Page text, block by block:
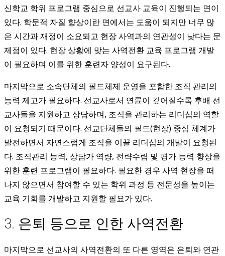
신학교 학위 프로그램 중심으로 선교사 교육이 진행되는 면이
있다. 학문적 자질 향상이란 면에서는 도움이 되지만 너무 많
은 시간과 재정이 소요되고 현장 사역과의 연관성이 낮다는 문
제점이 있다. 현장 상황에 맞는 사역전환 교육 프로그램 개발
이 필요하며 이를 위한 훈련자 양성이 요구된다.
마지막으로 소속단체의 필드체제 운영을 포함한 조직 관리의
능력 제고가 필요하다. 선교사로서 연륜이 깊어질수록 후배 선
교사들을 지원하고 상담하며, 조직을 관리하는 리더십의 역할
이 요청되기 때문이다. 선교단체들의 필드(현장) 중심 체계가
발전하면서 자연스럽게 조직을 이끌 리더십의 개발이 요청된
다. 조직관리 능력, 상담가 역량, 전략수립 및 평가 능력 향상을
위한 훈련 프로그램이 필요하다. 필요한 경우 사역 현장을 떠
나지 않으면서 참여할 수 있는 학위 과정 등 전문성을 높이는
교육 기회를 개발하고 지원할 필요가 있다.
3. 은퇴 등으로 인한 사역전환
마지막으로 선교사의 사역전환의 또 다른 영역은 은퇴와 연관